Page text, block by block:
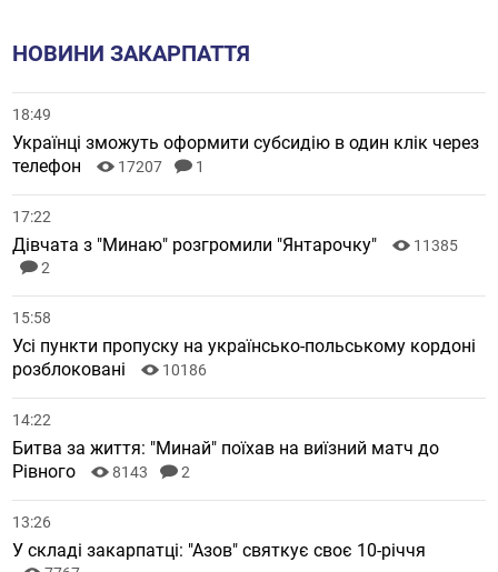
НОВИНИ ЗАКАРПАТТЯ
18:49
Українці зможуть оформити субсидію в один клік через
телефон
17207 1
17:22
Дівчата з "Минаю" розгромили "Янтарочку"
11385
2
15:58
Усі пункти пропуску на українсько-польському кордоні
розблоковані
10186
14:22
Битва за життя: "Минай" поїхав на виїзний матч до
Рівного
8143 2
13:26
У складі закарпатці: "Азов" святкує своє 10-річчя